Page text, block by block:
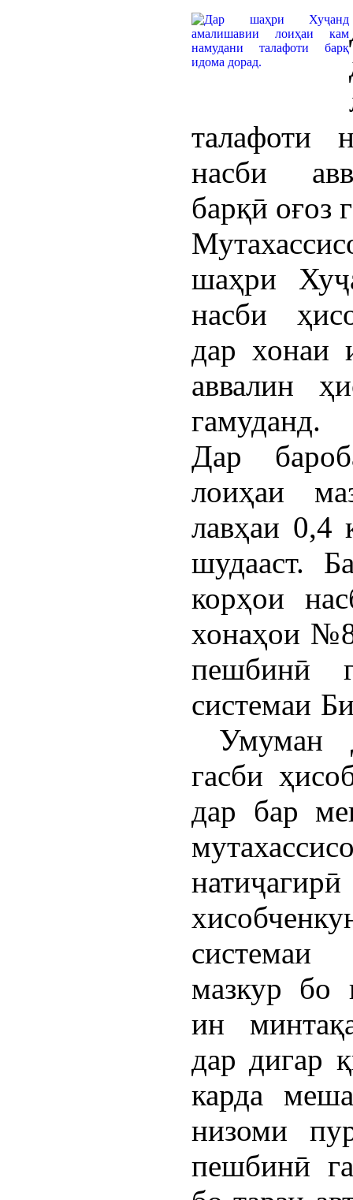
талафоти
насби
барқӣ оғоз
шаҳри
насби
дар хонаи
аввалин
гамуданд.
Дар
лоиҳаи
лавҳаи 0,4
шудааст.
корҳои
хонаҳои
пешбинӣ
системаи
Умуман
гасби
дар бар
системаи
мазкур бо
ин
дар дигар
карда
низоми
пешбинӣ